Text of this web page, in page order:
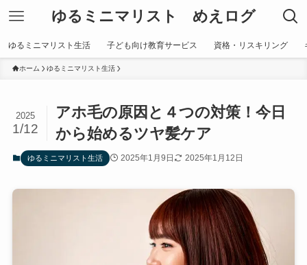
ゆるミニマリスト めえログ
ゆるミニマリスト生活 子ども向け教育サービス 資格・リスキリング
ホーム ゆるミニマリスト生活
アホ毛の原因と４つの対策！今日
から始めるツヤ髪ケア
2025
1/12
ゆるミニマリスト生活 2025年1月9日 2025年1月12日